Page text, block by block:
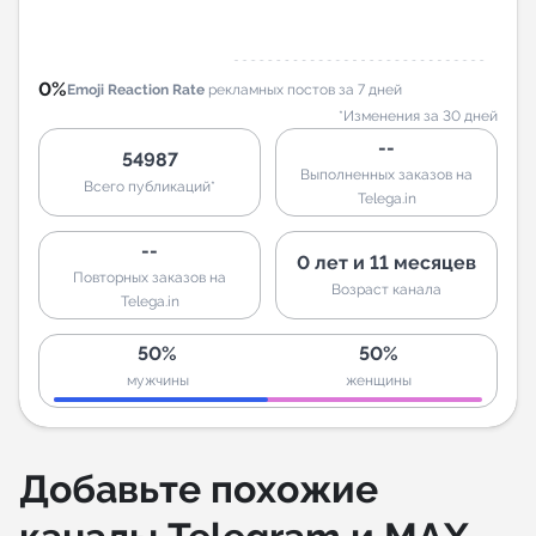
0%Emoji Reaction Rate рекламных постов за 7 дней
*Изменения за 30 дней
54987
Всего публикаций*
--
Выполненных заказов на
Telega.in
--
Повторных заказов на
Telega.in
0 лет и 11 месяцев
Возраст канала
50%
мужчины
50%
женщины
Добавьте похожие